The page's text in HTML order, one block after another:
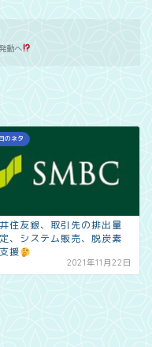
動へ
のネタ
住友銀、取引先の排出量
、システム販売、脱炭素
援
2021年11月22日